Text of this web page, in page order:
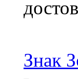
Знак